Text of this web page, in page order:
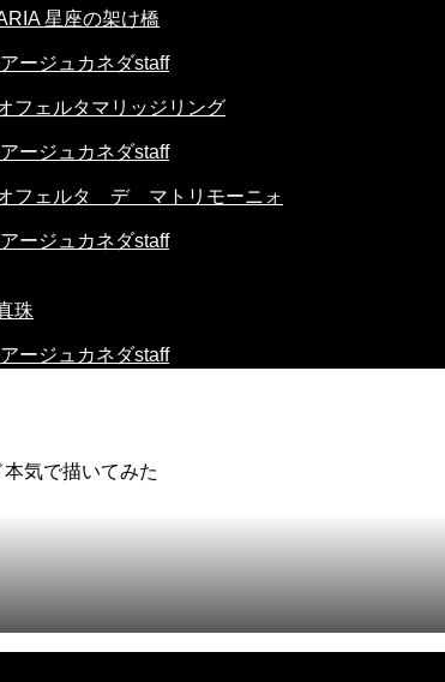
星座の架け橋
ージュカネダstaff
フェルタマリッジリング
ージュカネダstaff
オフェルタ デ マトリモーニォ
ージュカネダstaff
珠
ージュカネダstaff
本気で描いてみた